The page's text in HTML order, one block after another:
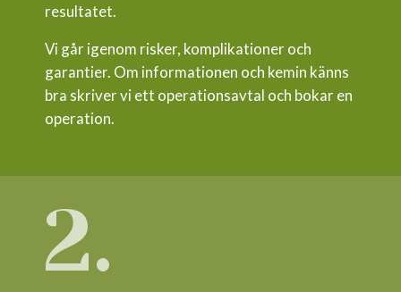
resultatet.
Vi går igenom risker, komplikationer och
garantier. Om informationen och kemin känns
bra skriver vi ett operationsavtal och bokar en
operation.
2.